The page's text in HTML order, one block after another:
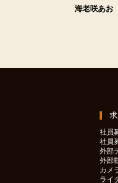
海老咲あお
社員
社員
外部
外部
カメ
ライ